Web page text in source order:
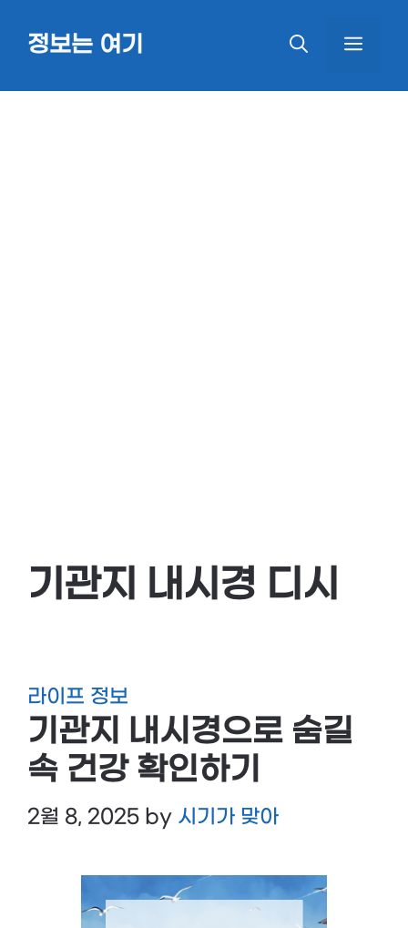
정보는 여기
기관지 내시경 디시
라이프 정보
기관지 내시경으로 숨길
속 건강 확인하기
2월 8, 2025 by 시기가 맞아